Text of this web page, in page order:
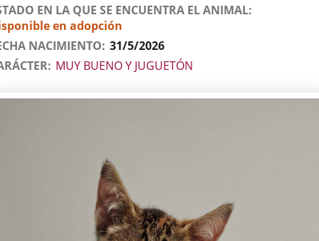
EN LA QUE SE ENCUENTRA EL ANIMAL
en adopción
NACIMIENTO 31/5/2026
MUY BUENO Y JUGUETÓN